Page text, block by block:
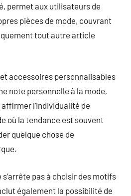
permet aux utilisateurs de
pièces de mode, couvrant
tout autre article
accessoires personnalisables
note personnelle à la mode,
l’individualité de
où la tendance est souvent
quelque chose de
pas à choisir des motifs
également la possibilité de